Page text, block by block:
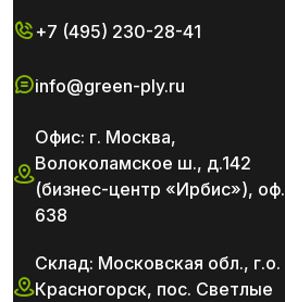
+7 (495) 230-28-41
info@green-ply.ru
Офис: г. Москва,
Волоколамское ш., д.142
(бизнес-центр «Ирбис»), оф.
638
Склад: Московская обл., г.о.
Красногорск, пос. Светлые